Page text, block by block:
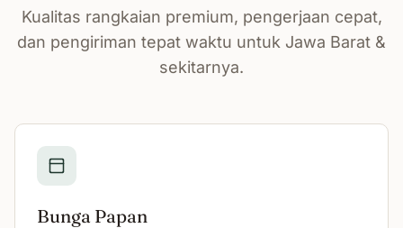
Kualitas rangkaian premium, pengerjaan cepat,
dan pengiriman tepat waktu untuk Jawa Barat &
sekitarnya.
Bunga Papan